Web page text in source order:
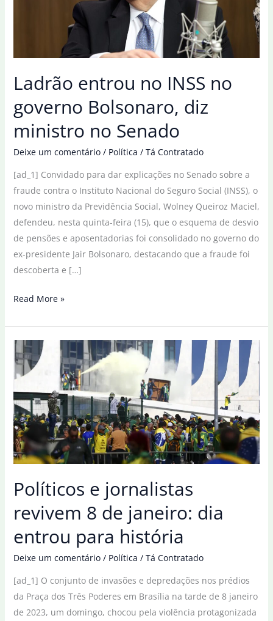
Ladrão entrou no INSS no
governo Bolsonaro, diz
ministro no Senado
Deixe um comentário / Política / Tá Contratado
[ad_1] Convidado para dar explicações no Senado sobre a
fraude contra o Instituto Nacional do Seguro Social (INSS), o
novo ministro da Previdência Social, Wolney Queiroz Maciel,
defendeu, nesta quinta-feira (15), que o esquema de desvio
de pensões e aposentadorias foi consolidado no governo do
ex-presidente Jair Bolsonaro, destacando que a fraude foi
descoberta e […]
Ladrão
no
INSS
no
governo
Bolsonaro,
diz
ministro
no
Senado
Read More »
Políticos e jornalistas
revivem 8 de janeiro: dia
entrou para história
Deixe um comentário / Política / Tá Contratado
[ad_1] O conjunto de invasões e depredações nos prédios
da Praça dos Três Poderes em Brasília na tarde de 8 janeiro
de 2023, um domingo, chocou pela violência protagonizada